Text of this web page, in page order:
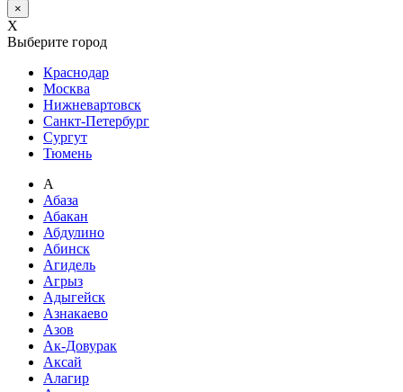
×
X
Выберите город
Краснодар
Москва
Нижневартовск
Санкт-Петербург
Сургут
Тюмень
А
Абаза
Абакан
Абдулино
Абинск
Агидель
Агрыз
Адыгейск
Азнакаево
Азов
Ак-Довурак
Аксай
Алагир